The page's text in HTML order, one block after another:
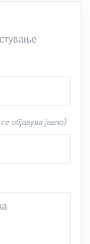
објавува јавно)